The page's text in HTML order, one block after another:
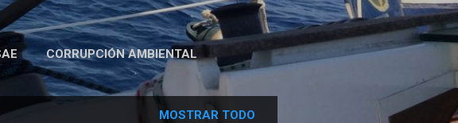
CORRUPCIÓN AMBIENTAL
MOSTRAR TODO